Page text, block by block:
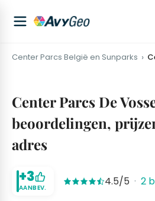
Center Parcs België en Sunparks
Center Parcs De
beoordelingen,
adres
+3
AANBEV. 4.5/5 · 2